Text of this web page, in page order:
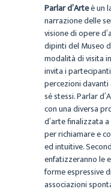
Parlar d’Arteè un
narrazione delle
visione di opere
dipinti del Museo
modalità di visita
invita i
percezioni
sé stessi. Parlar
con una diversa
d’arte finalizzata
per richiamare e
ed intuitive.
enfatizzeranno le
forme espressive
associazioni